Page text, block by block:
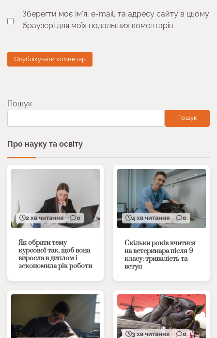
Зберегти моє ім'я, e-mail, та адресу сайту в цьому
браузері для моїх подальших коментарів.
Пошук
Пошук
Про науку та освіту
2 хв читання 0
Як обрати тему
курсової так, щоб вона
виросла в диплом і
зекономила рік роботи
4 хв читання 0
Скільки років вчитися
на ветеринара після 9
класу: тривалість та
вступ
3 хв читання 0